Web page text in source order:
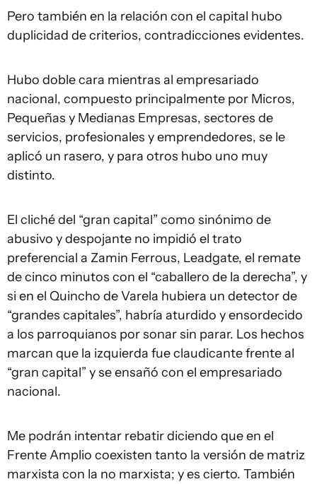
Pero también en la relación con el capital hubo
duplicidad de criterios, contradicciones evidentes.
Hubo doble cara mientras al empresariado
nacional, compuesto principalmente por Micros,
Pequeñas y Medianas Empresas, sectores de
servicios, profesionales y emprendedores, se le
aplicó un rasero, y para otros hubo uno muy
distinto.
El cliché del “gran capital” como sinónimo de
abusivo y despojante no impidió el trato
preferencial a Zamin Ferrous, Leadgate, el remate
de cinco minutos con el “caballero de la derecha”, y
si en el Quincho de Varela hubiera un detector de
“grandes capitales”, habría aturdido y ensordecido
a los parroquianos por sonar sin parar. Los hechos
marcan que la izquierda fue claudicante frente al
“gran capital” y se ensañó con el empresariado
nacional.
Me podrán intentar rebatir diciendo que en el
Frente Amplio coexisten tanto la versión de matriz
marxista con la no marxista; y es cierto. También